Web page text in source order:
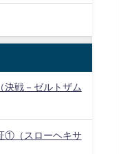
決戦－ゼルトザム
①（スローヘキサ